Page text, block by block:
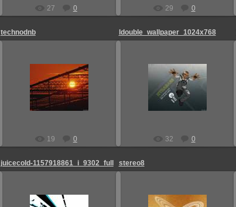
27 0 29 0
technodnb
25.08.2009
Admin_Jesp
19 0
ldouble_wallpaper_1024x768
25.08.2009
Admin_Jesp
32 0
juicecold-1157918861_i_9302_full stereo8